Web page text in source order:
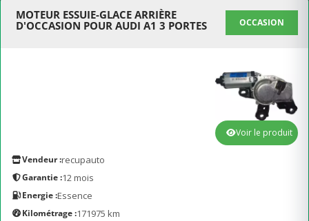
MOTEUR ESSUIE-GLACE ARRIÈRE
D'OCCASION POUR AUDI A1 3 PORTES
OCCASION
Vendeur :recupauto
Garantie :12 mois
Energie :Essence
Kilométrage :171975 km
Voir le produit